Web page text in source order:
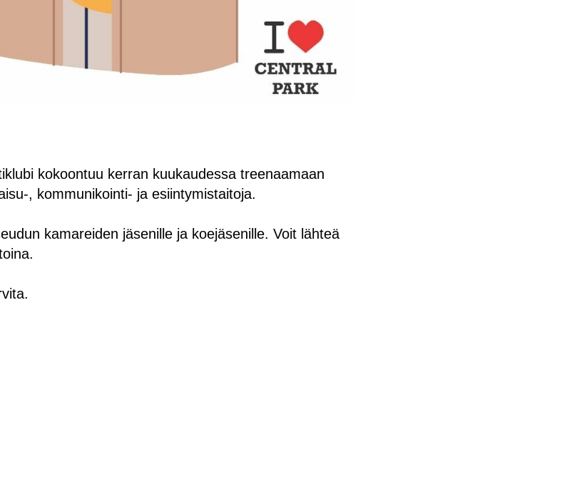
kokoontuu kerran kuukaudessa treenaamaan
, kommunikointi- ja esiintymistaitoja.
kamareiden jäsenille ja koejäsenille. Voit lähteä